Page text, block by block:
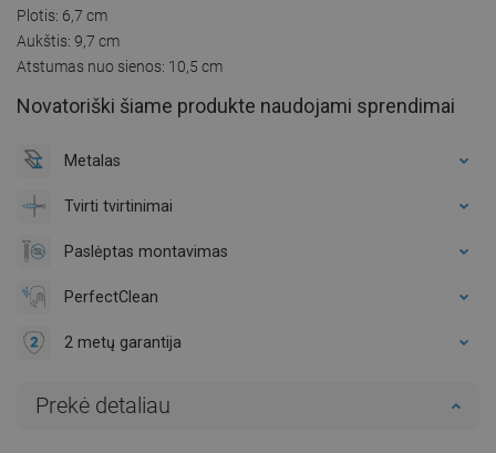
Plotis: 6,7 cm
Aukštis: 9,7 cm
Atstumas nuo sienos: 10,5 cm
Novatoriški šiame produkte naudojami sprendimai
Metalas
Tvirti tvirtinimai
Paslėptas montavimas
PerfectClean
2 metų garantija
Prekė detaliau